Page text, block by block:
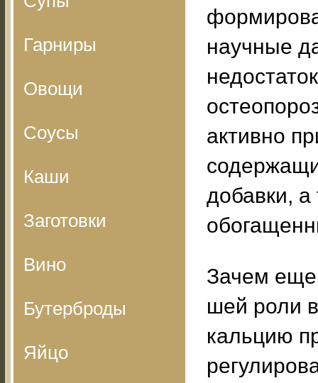
Гарниры
Овощи
Соусы
Каши
Заготовки
Вино
Бутерброды
Яйцо
научные
активно
добавки, а
Зачем
шей роли
кальцию